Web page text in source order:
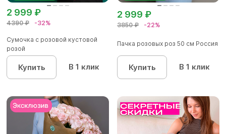
4390 ₽ -32%
2 999 ₽
Сумочка с розовой кустовой
розой
Купить В 1 клик
3850 ₽ -22%
2 999 ₽
Пачка розовых роз 50 см Россия
Купить В 1 клик